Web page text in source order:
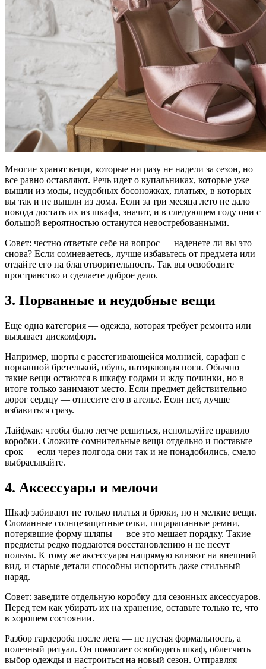
Многие хранят вещи, которые ни разу не надели за сезон, но
все равно оставляют. Речь идет о купальниках, которые уже
вышли из моды, неудобных босоножках, платьях, в которых
вы так и не вышли из дома. Если за три месяца лето не дало
повода достать их из шкафа, значит, и в следующем году они с
большой вероятностью останутся невостребованными.
Совет: честно ответьте себе на вопрос — наденете ли вы это
снова? Если сомневаетесь, лучше избавьтесь от предмета или
отдайте его на благотворительность. Так вы освободите
пространство и сделаете доброе дело.
3. Порванные и неудобные вещи
Еще одна категория — одежда, которая требует ремонта или
вызывает дискомфорт.
Например, шорты с расстегивающейся молнией, сарафан с
порванной бретелькой, обувь, натирающая ноги. Обычно
такие вещи остаются в шкафу годами и жду починки, но в
итоге только занимают место. Если предмет действительно
дорог сердцу — отнесите его в ателье. Если нет, лучше
избавиться сразу.
Лайфхак: чтобы было легче решиться, используйте правило
коробки. Сложите сомнительные вещи отдельно и поставьте
срок — если через полгода они так и не понадобились, смело
выбрасывайте.
4. Аксессуары и мелочи
Шкаф забивают не только платья и брюки, но и мелкие вещи.
Сломанные солнцезащитные очки, поцарапанные ремни,
потерявшие форму шляпы — все это мешает порядку. Такие
предметы редко поддаются восстановлению и не несут
пользы. К тому же аксессуары напрямую влияют на внешний
вид, и старые детали способны испортить даже стильный
наряд.
Совет: заведите отдельную коробку для сезонных аксессуаров.
Перед тем как убирать их на хранение, оставьте только те, что
в хорошем состоянии.
Разбор гардероба после лета — не пустая формальность, а
полезный ритуал. Он помогает освободить шкаф, облегчить
выбор одежды и настроиться на новый сезон. Отправляя